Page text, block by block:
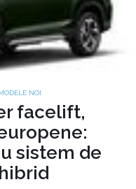
NOI
facelift,
sistem de